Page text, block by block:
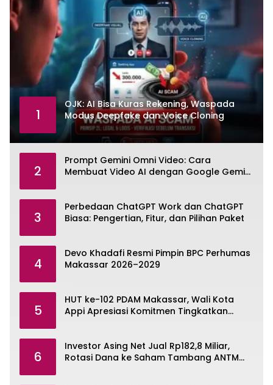
1
OJK: AI Bisa Kuras Rekening, Waspada
Modus Deepfake dan Voice Cloning
2
Prompt Gemini Omni Video: Cara
Membuat Video AI dengan Google Gemini
3
Perbedaan ChatGPT Work dan ChatGPT
Biasa: Pengertian, Fitur, dan Pilihan Paket
4
Devo Khadafi Resmi Pimpin BPC Perhumas
Makassar 2026–2029
5
HUT ke-102 PDAM Makassar, Wali Kota
Appi Apresiasi Komitmen Tingkatkan
6
Investor Asing Net Jual Rp182,8 Miliar,
Rotasi Dana ke Saham Tambang ANTM